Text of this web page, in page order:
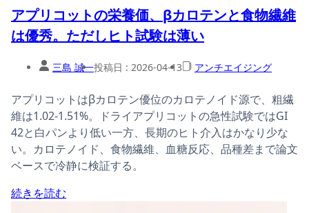
アプリコットの栄養価、βカロテンと食物繊維
は優秀。ただしヒト試験は薄い
三島 誠一投稿日 : 2026-04-13 アンチエイジング
アプリコットはβカロテン優位のカロテノイド源で、粗繊
維は1.02-1.51%。ドライアプリコットの急性試験ではGI
42と白パンより低い一方、長期のヒト介入はかなり少な
い。カロテノイド、食物繊維、血糖反応、品種差まで論文
ベースで冷静に検証する。
続きを読む